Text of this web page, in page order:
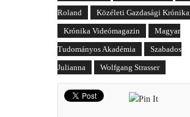
Roland
Közéleti Gazdasági Krónika
Krónika Videómagazin
Magyar
Tudományos Akadémia
Szabados
Julianna
Wolfgang Strasser